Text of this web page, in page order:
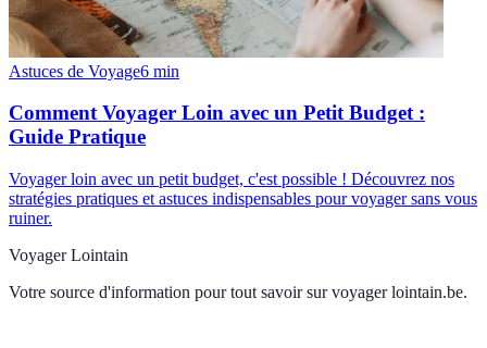
Astuces de Voyage6 min
Comment Voyager Loin avec un Petit Budget :
Guide Pratique
Voyager loin avec un petit budget, c'est possible ! Découvrez nos
stratégies pratiques et astuces indispensables pour voyager sans vous
ruiner.
Voyager Lointain
Votre source d'information pour tout savoir sur voyager lointain.be.